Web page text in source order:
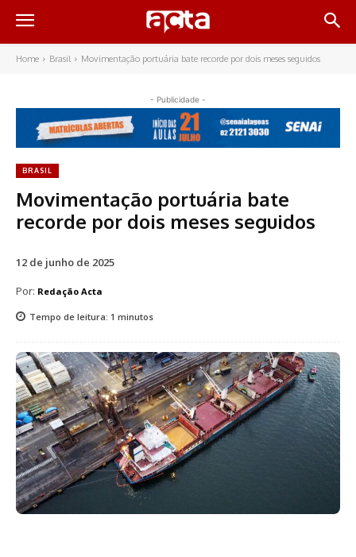
Home Brasil Movimentação portuária bate recorde por dois meses seguidos
- Publicidade -
BRASIL
Movimentação portuária bate
recorde por dois meses seguidos
12 de junho de 2025
Por: Redação Acta
Tempo de leitura: 1 minutos